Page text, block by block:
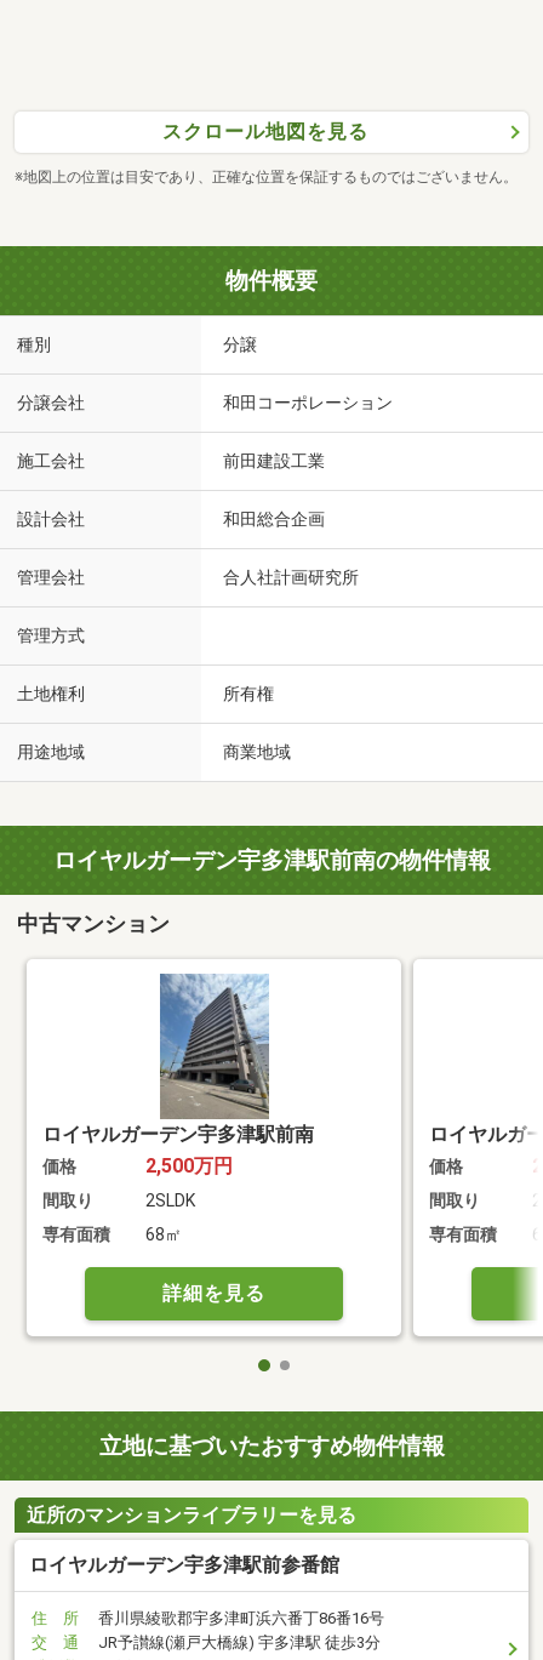
スクロール地図を見る
※地図上の位置は目安であり、正確な位置を保証するものではございません。
物件概要
種別 分譲
分譲会社 和田コーポレーション
施工会社 前田建設工業
設計会社 和田総合企画
管理会社 合人社計画研究所
管理方式
土地権利 所有権
用途地域 商業地域
ロイヤルガーデン宇多津駅前南の物件情報
中古マンション
ロイヤルガーデン宇多津駅前南
価格 2,500万円
間取り
2SLDK
専有面積
68㎡
詳細を見る
ロイヤルガ
価格
間取り
専有面積
立地に基づいたおすすめ物件情報
近所のマンションライブラリーを見る
ロイヤルガーデン宇多津駅前参番館
住 所
香川県綾歌郡宇多津町浜六番丁86番16号
交 通
JR予讃線(瀬戸大橋線) 宇多津駅 徒歩3分